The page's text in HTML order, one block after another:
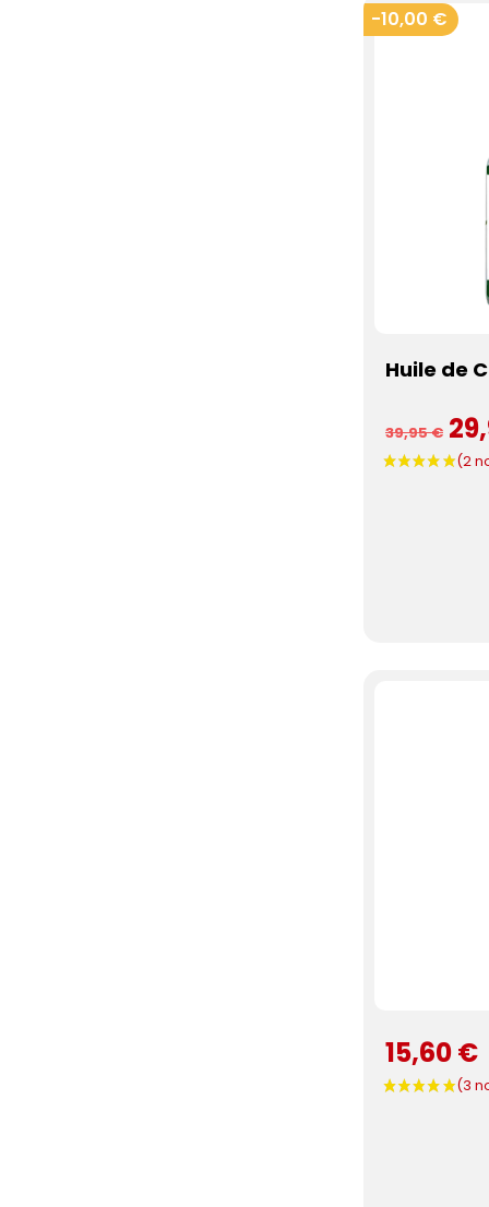
-10,00 €
Huile de
39,95 €
15,60 €